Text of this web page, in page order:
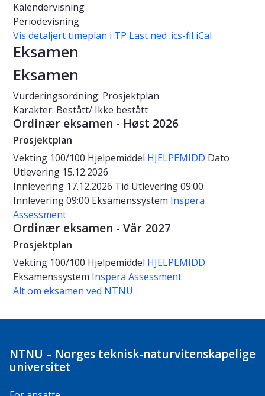
Kalendervisning
Periodevisning
Vis detaljert timeplan i TP Last ned .ics-fil iCal
Eksamen
Eksamen
Vurderingsordning: Prosjektplan
Karakter: Bestått/ Ikke bestått
Ordinær eksamen - Høst 2026
Prosjektplan
Vekting 100/100 Hjelpemiddel HJELPEMIDD Dato
Utlevering 15.12.2026
Innlevering 17.12.2026 Tid Utlevering 09:00
Innlevering 09:00 Eksamenssystem Inspera
Assessment
Ordinær eksamen - Vår 2027
Prosjektplan
Vekting 100/100 Hjelpemiddel HJELPEMIDD
Eksamenssystem Inspera Assessment
Alt om eksamen ved NTNU
NTNU – Norges teknisk-naturvitenskapelige
universitet